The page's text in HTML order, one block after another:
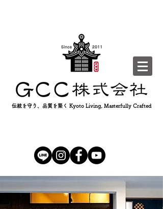
伝統を守り、品質を築く Kyoto Living, Masterfully Crafted